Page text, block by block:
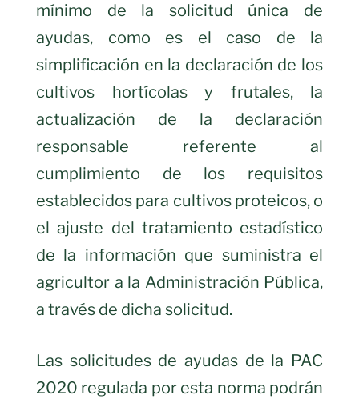
mínimo de la solicitud única de
ayudas, como es el caso de la
simplificación en la declaración de los
cultivos hortícolas y frutales, la
actualización de la declaración
responsable referente al
cumplimiento de los requisitos
establecidos para cultivos proteicos, o
el ajuste del tratamiento estadístico
de la información que suministra el
agricultor a la Administración Pública,
a través de dicha solicitud.
Las solicitudes de ayudas de la PAC
2020 regulada por esta norma podrán